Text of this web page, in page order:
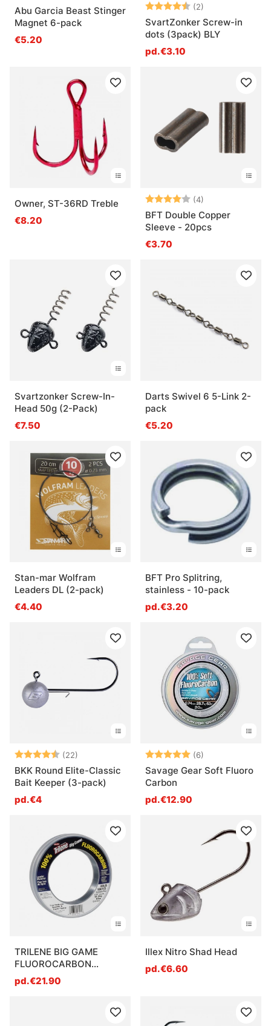
Abu Garcia Beast Stinger
Magnet 6-pack
€5.20
Note: (2)
SvartZonker Screw-in
dots (3pack) BLY
pd.€3.10
Owner, ST-36RD Treble
€8.20
Note: (4)
BFT Double Copper
Sleeve - 20pcs
€3.70
Svartzonker Screw-In-
Head 50g (2-Pack)
€7.50
Darts Swivel 6 5-Link 2-
pack
€5.20
Stan-mar Wolfram
Leaders DL (2-pack)
€4.40
BFT Pro Splitring,
stainless - 10-pack
pd.€3.20
Note: (22)
4.8 sur 5 étoiles
BKK Round Elite-Classic
Bait Keeper (3-pack)
pd.€4
Note: (6)
Savage Gear Soft Fluoro
Carbon
pd.€12.90
TRILENE BIG GAME
FLUOROCARBON
LEADERS
pd.€21.90
Illex Nitro Shad Head
pd.€6.60